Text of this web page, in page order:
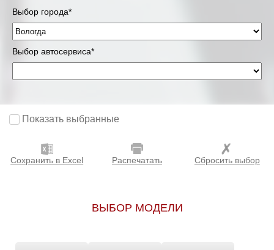
Выбор города*
Выбор автосервиса*
Показать выбранные
Сохранить в Excel Распечатать Сбросить выбор
ВЫБОР МОДЕЛИ